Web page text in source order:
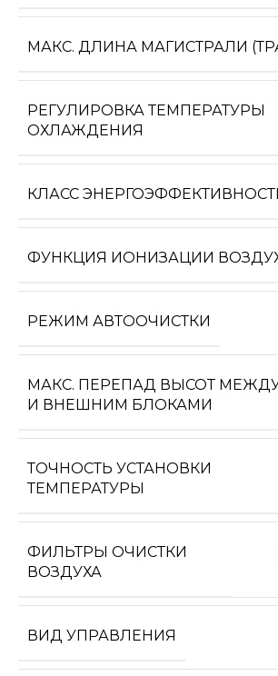
МАКС. ДЛИНА МАГИСТРАЛИ
РЕГУЛИРОВКА ТЕМПЕРАТУРЫ
ОХЛАЖДЕНИЯ
КЛАСС
ФУНКЦИЯ ИОНИЗАЦИИ
РЕЖИМ АВТООЧИСТКИ
МАКС. ПЕРЕПАД ВЫСОТ
И ВНЕШНИМ БЛОКАМИ
ТОЧНОСТЬ УСТАНОВКИ
ТЕМПЕРАТУРЫ
ФИЛЬТРЫ ОЧИСТКИ
ВОЗДУХА
ВИД УПРАВЛЕНИЯ